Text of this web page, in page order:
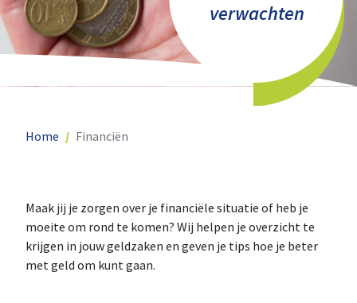
verwachten
Home Financiën
Maak jij je zorgen over je financiële situatie of heb je
moeite om rond te komen? Wij helpen je overzicht te
krijgen in jouw geldzaken en geven je tips hoe je beter
met geld om kunt gaan.